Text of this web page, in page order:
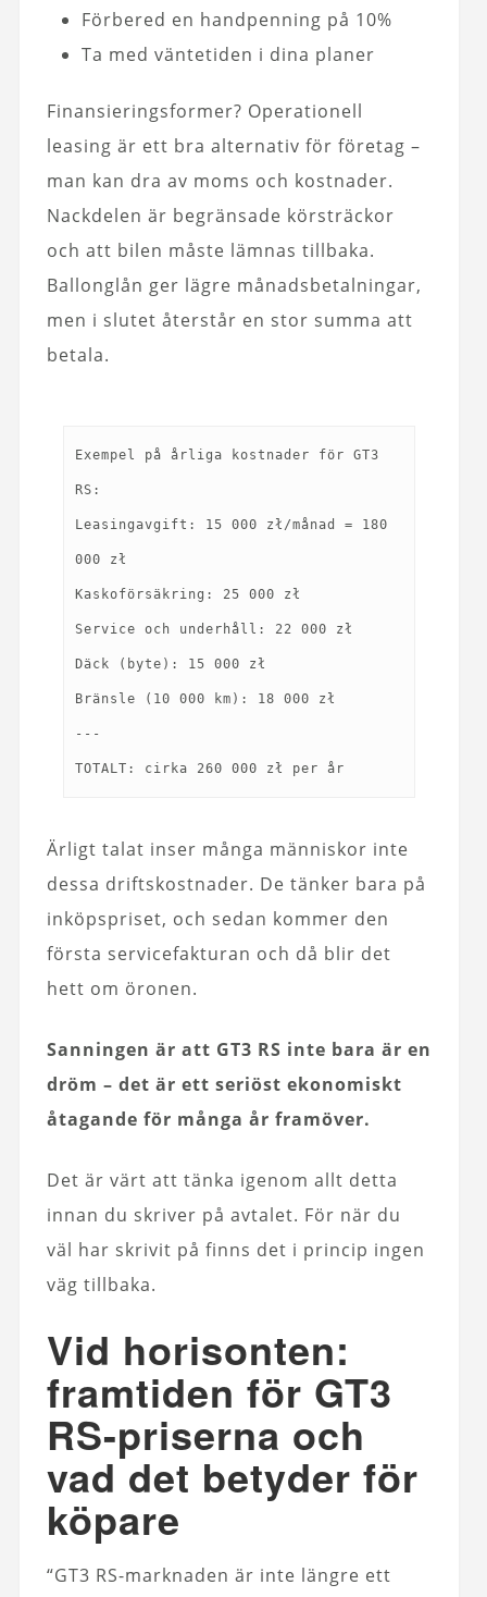
Förbered en handpenning på 10%
Ta med väntetiden i dina planer
Finansieringsformer? Operationell
leasing är ett bra alternativ för företag –
man kan dra av moms och kostnader.
Nackdelen är begränsade körsträckor
och att bilen måste lämnas tillbaka.
Ballonglån ger lägre månadsbetalningar,
men i slutet återstår en stor summa att
betala.
Exempel på årliga kostnader för GT3
RS:
Leasingavgift: 15 000 zł/månad = 180
000 zł
Kaskoförsäkring: 25 000 zł
Service och underhåll: 22 000 zł
Däck (byte): 15 000 zł
Bränsle (10 000 km): 18 000 zł
---
Ärligt talat inser många människor inte
dessa driftskostnader. De tänker bara på
inköpspriset, och sedan kommer den
första servicefakturan och då blir det
hett om öronen.
Sanningen är att GT3 RS inte bara är en
dröm – det är ett seriöst ekonomiskt
åtagande för många år framöver.
Det är värt att tänka igenom allt detta
innan du skriver på avtalet. För när du
väl har skrivit på finns det i princip ingen
väg tillbaka.
Vid horisonten:
framtiden för GT3
RS-priserna och
vad det betyder för
köpare
“GT3 RS-marknaden är inte längre ett